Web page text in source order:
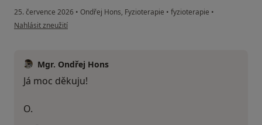
25. července 2026 • Ondřej Hons, Fyzioterapie • fyzioterapie •
podle názoru uživatele Lucie
Nahlásit zneužití
Mgr. Ondřej Hons
Já moc děkuju!
O.